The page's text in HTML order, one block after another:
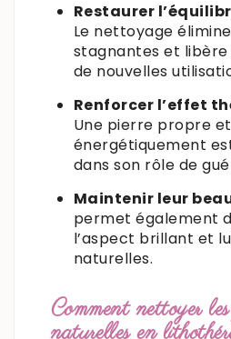
Restaurer
Le nettoyage
stagnantes et
de nouvelles
Renforcer l’effet
Une pierre propre
énergétiquement
dans son rôle de
Maintenir leur
permet également
l’aspect brillant et
naturelles.
Comment nettoyer